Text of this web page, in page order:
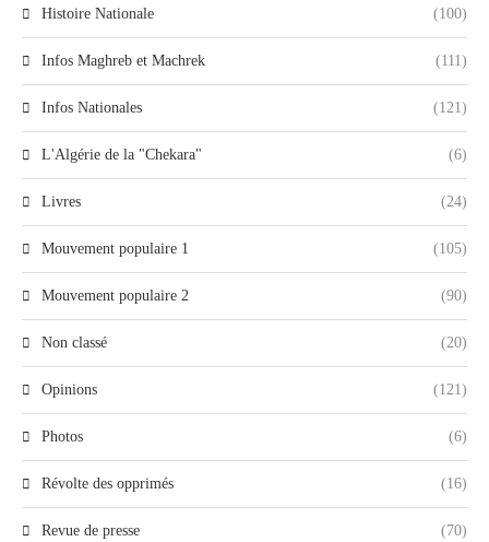
Histoire Nationale (100)
Infos Maghreb et Machrek (111)
Infos Nationales (121)
L'Algérie de la "Chekara" (6)
Livres (24)
Mouvement populaire 1 (105)
Mouvement populaire 2 (90)
Non classé (20)
Opinions (121)
Photos (6)
Révolte des opprimés (16)
Revue de presse (70)